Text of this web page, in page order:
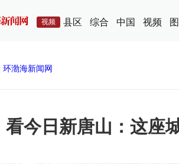
视频 县区 综合 中国 视频
环渤海新闻网
看今日新唐山：这座